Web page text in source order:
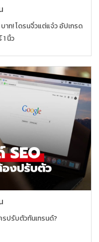
าท! โดรนจิ๋วแต่แจ๋ว อัปเกรด
นิ้ว
รปรับตัวทันเทรนด์?